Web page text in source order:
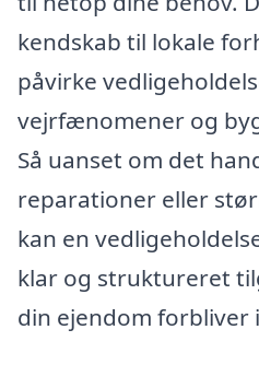
kendskab til lokale
påvirke
vejrfænomener og
Så uanset om det
reparationer eller
kan en
klar og struktureret
din ejendom forbliver